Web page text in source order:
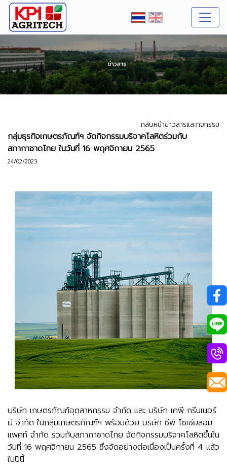
กลับหน้าข่าวสารและกิจกรรม
กลุ่มธุรกิจเกษตรภัณฑ์ฯ จัดกิจกรรมบริจาคโลหิตร่วมกับ
สภากาชาดไทย ในวันที่ 16 พฤศจิกายน 2565
24/02/2023
บริษัท เกษตรภัณฑ์อุตสาหกรรม จำกัด และ บริษัท เคพี กรีนเนอร์
ยี จำกัด ในกลุ่มเกษตรภัณฑ์ฯ พร้อมด้วย บริษัท ซีพี โซเชียลอิม
แพคท์ จำกัด ร่วมกับสภากาชาดไทย จัดกิจกรรมบริจาคโลหิตขึ้นใน
วันที่ 16 พฤศจิกายน 2565 ซึ่งจัดอย่างต่อเนื่องเป็นครั้งที่ 4 แล้ว
ในปีนี้